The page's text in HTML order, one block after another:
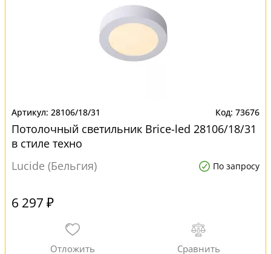
28106/18/31 73676
Потолочный светильник Brice-led 28106/18/31
в стиле техно
Lucide (Бельгия)
По запросу
6 297 ₽